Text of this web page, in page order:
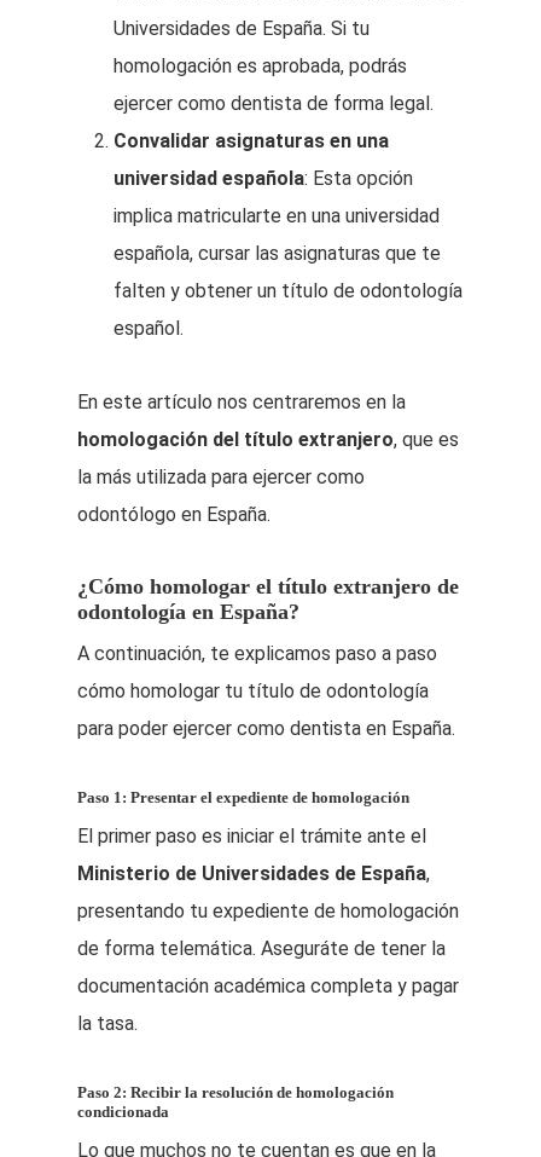
Universidades de España. Si tu
homologación es aprobada, podrás
ejercer como dentista de forma legal.
Convalidar asignaturas en una
universidad española: Esta opción
implica matricularte en una universidad
española, cursar las asignaturas que te
falten y obtener un título de odontología
español.
En este artículo nos centraremos en la
homologación del título extranjero, que es
la más utilizada para ejercer como
odontólogo en España.
¿Cómo homologar el título extranjero de
odontología en España?
A continuación, te explicamos paso a paso
cómo homologar tu título de odontología
para poder ejercer como dentista en España.
Paso 1: Presentar el expediente de homologación
El primer paso es iniciar el trámite ante el
Ministerio de Universidades de España,
presentando tu expediente de homologación
de forma telemática. Aseguráte de tener la
documentación académica completa y pagar
la tasa.
Paso 2: Recibir la resolución de homologación
condicionada
Lo que muchos no te cuentan es que en la